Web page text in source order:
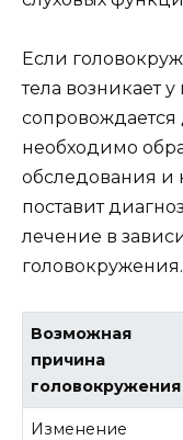
Если
тела возникает
необходимо
обследования и
поставит
лечение в
головокружения.
Возможная
причина
головокружения
Изменение